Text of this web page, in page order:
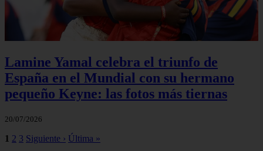
Lamine Yamal celebra el triunfo de
España en el Mundial con su hermano
pequeño Keyne: las fotos más tiernas
20/07/2026
1 2 3 Siguiente › Última »